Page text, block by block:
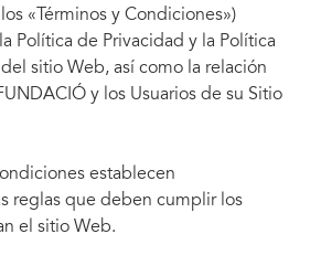
«Términos y Condiciones»)
Política de Privacidad y la Política
sitio Web, así como la relación
y los Usuarios de su Sitio
establecen
reglas que deben cumplir los
el sitio Web.